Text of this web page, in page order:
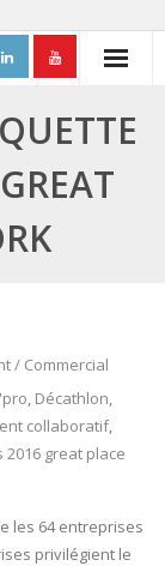
/ Commercial
, Décathlon,
collaboratif,
2016 great place
les 64 entreprises
privilégient le